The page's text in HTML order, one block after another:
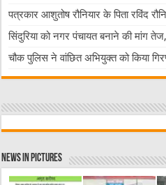
पत्रकार आशुतोष रौनियार के पिता रविंद
सिंदुरिया को नगर पंचायत बनाने की मांग तेज,
चौक पुलिस ने वांछित अभियुक्त को किया
News in Pictures